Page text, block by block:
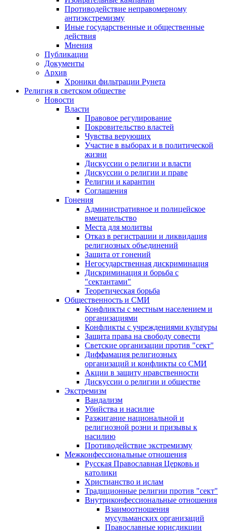
Противодействие неправомерному
антиэкстремизму
Иные государственные и общественные
действия
Мнения
Публикации
Документы
Архив
Хроники фильтрации Рунета
Религия в светском обществе
Новости
Власти
Правовое регулирование
Покровительство властей
Чувства верующих
Участие в выборах и в политической
жизни
Дискуссии о религии и власти
Дискуссии о религии и праве
Религии и карантин
Соглашения
Гонения
Административное и полицейское
вмешательство
Места для молитвы
Отказ в регистрации и ликвидация
религиозных объединений
Защита от гонений
Негосударственная дискриминация
Дискриминация и борьба с
"сектантами"
Теоретическая борьба
Общественность и СМИ
Конфликты с местным населением и
организациями
Конфликты с учреждениями культуры
Защита права на свободу совести
Светские организации против "сект"
Диффамация религиозных
организаций и конфликты со СМИ
Акции в защиту нравственности
Дискуссии о религии и обществе
Экстремизм
Вандализм
Убийства и насилие
Разжигание национальной и
религиозной розни и призывы к
насилию
Противодействие экстремизму
Межконфессиональные отношения
Русская Православная Церковь и
католики
Христианство и ислам
Традиционные религии против "сект"
Внутриконфессиональные отношения
Взаимоотношения
мусульманских организаций
Православные юрисдикции